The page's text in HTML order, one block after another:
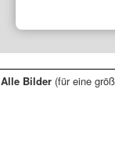
Alle Bilder (für eine